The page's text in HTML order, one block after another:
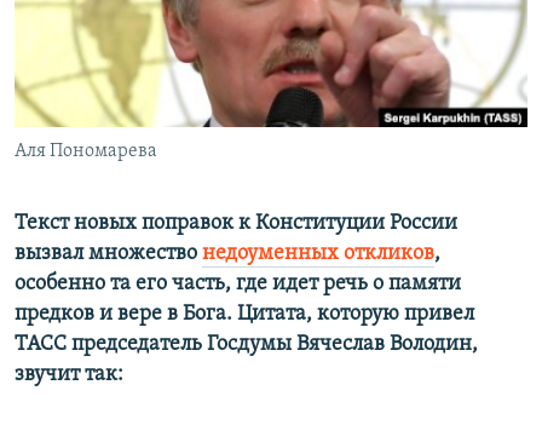
ПОБЕДИТЕЛЕЙ НЕ СУДЯТ?
КРЫМ.НЕПОКОРЕННЫЙ
ELIFBE
УКРАИНСКАЯ ПРОБЛЕМА КРЫМА
ПРИСОЕДИНЯЙТЕСЬ!
Аля Пономарева
Текст новых поправок к Конституции России
вызвал множество недоуменных откликов,
особенно та его часть, где идет речь о памяти
предков и вере в Бога. Цитата, которую привел
ТАСС председатель Госдумы Вячеслав Володин,
звучит так: